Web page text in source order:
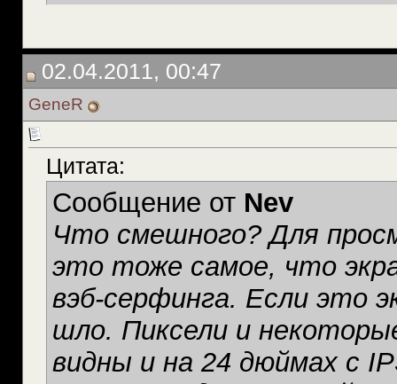
02.04.2011, 00:47
GeneR
Цитата:
Сообщение от Nev
Что смешного? Для
это тоже самое, что
вэб-серфинга. Если это
шло. Пиксели и
видны и на 24 дюймах с